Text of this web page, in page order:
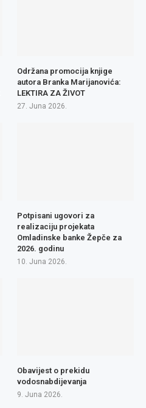
Održana promocija knjige
autora Branka Marijanovića:
LEKTIRA ZA ŽIVOT
27. Juna 2026.
Potpisani ugovori za
realizaciju projekata
Omladinske banke Žepče za
2026. godinu
10. Juna 2026.
Obavijest o prekidu
vodosnabdijevanja
9. Juna 2026.